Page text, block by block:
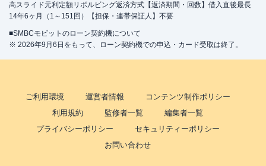
高スライド元利定額リボルビング返済方式【返済期間・回数】借入直後最長
14年6ヶ月（1～151回）【担保・連帯保証人】不要
■SMBCモビットのローン契約機について
※ 2026年9月6日をもって、ローン契約機での申込・カード受取は終了。
ご利用環境 運営者情報
コンテンツ制作ポリシー
利用規約
監修者一覧
編集者一覧
プライバシーポリシー
セキュリティーポリシー
お問い合わせ